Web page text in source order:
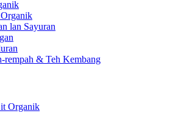
lan Sayuran
rempah & Teh Kembang